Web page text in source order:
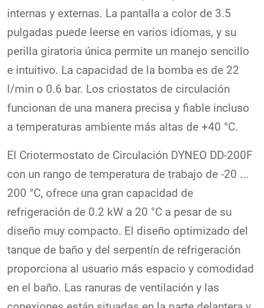
internas y externas. La pantalla a color de 3.5
pulgadas puede leerse en varios idiomas, y su
perilla giratoria única permite un manejo sencillo
e intuitivo. La capacidad de la bomba es de 22
l/min o 0.6 bar. Los criostatos de circulación
funcionan de una manera precisa y fiable incluso
a temperaturas ambiente más altas de +40 °C.
El Criotermostato de Circulación DYNEO DD-200F
con un rango de temperatura de trabajo de -20 ...
200 °C, ofrece una gran capacidad de
refrigeración de 0.2 kW a 20 °C a pesar de su
diseño muy compacto. El diseño optimizado del
tanque de baño y del serpentín de refrigeración
proporciona al usuario más espacio y comodidad
en el baño. Las ranuras de ventilación y las